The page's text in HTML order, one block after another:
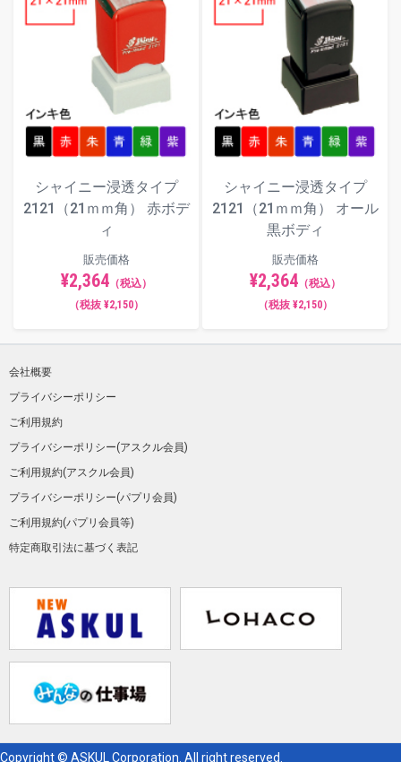
シャイニー浸透タイプ
2121（21ｍｍ角） 赤ボデ
ィ
販売価格
¥2,364（税込）
（税抜 ¥2,150）
シャイニー浸透タイプ
2121（21ｍｍ角） オール
黒ボディ
販売価格
¥2,364（税込）
（税抜 ¥2,150）
会社概要
プライバシーポリシー
ご利用規約
プライバシーポリシー(アスクル会員)
ご利用規約(アスクル会員)
プライバシーポリシー(パプリ会員)
ご利用規約(パプリ会員等)
特定商取引法に基づく表記
Copyright © ASKUL Corporation. All right reserved.